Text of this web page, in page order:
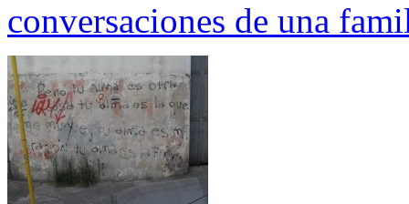
conversaciones de una